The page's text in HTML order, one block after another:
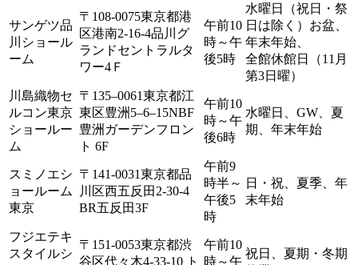
サンゲツ品
川ショール
ーム
〒108-0075東京都港
区港南2-16-4品川グ
ランドセントラルタ
ワー4Ｆ
午前10
時～午
後5時
水曜日（祝日・祭
日は除く）お盆、
年末年始、
全館休館日（11月
第3日曜）
川島織物セ
ルコン東京
ショールー
ム
〒135‒0061東京都江
東区豊洲5‒6‒15NBF
豊洲ガーデンフロン
ト 6F
午前10
時～午
後6時
水曜日、GW、夏
期、年末年始
スミノエシ
ョールーム
東京
〒141-0031東京都品
川区西五反田2-30-4
BR五反田3F
午前9
時半～
午後5
時
日・祝、夏季、年
末年始
フジエテキ
スタイルシ
〒151-0053東京都渋
谷区代々木4-33-10 ト
午前10
時～午
祝日、夏期・冬期